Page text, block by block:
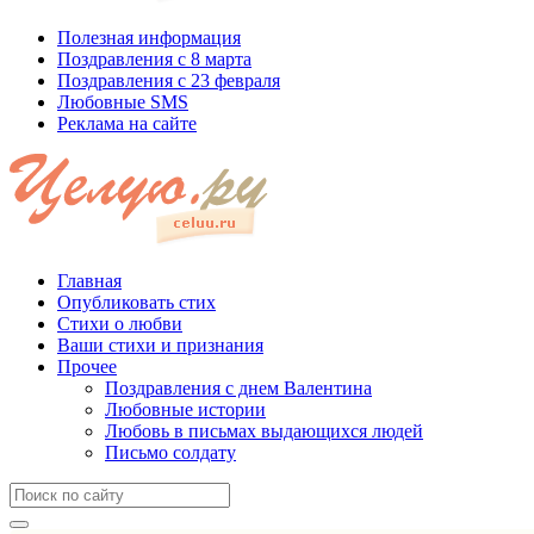
Полезная информация
Поздравления с 8 марта
Поздравления с 23 февраля
Любовные SMS
Реклама на сайте
Главная
Опубликовать стих
Стихи о любви
Ваши стихи и признания
Прочее
Поздравления с днем Валентина
Любовные истории
Любовь в письмах выдающихся людей
Письмо солдату